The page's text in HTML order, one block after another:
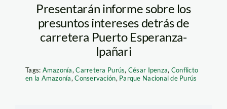
Presentarán informe sobre los
presuntos intereses detrás de
carretera Puerto Esperanza-
Ipañari
Tags: Amazonía,Carretera Purús, César Ipenza, Conflicto
en la Amazonía,Conservación, Parque Nacional de Purús